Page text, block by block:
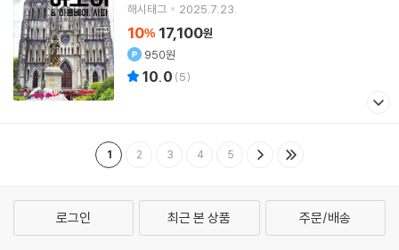
해시태그
2025.7.23.
10% 17,100원
950원
10.0 (5)
1 2 3 4 5
로그인 최근 본 상품 주문/배송